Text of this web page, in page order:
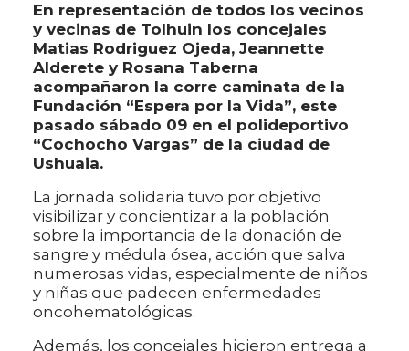
En representación de todos los vecinos
y vecinas de Tolhuin los concejales
Matias Rodriguez Ojeda, Jeannette
Alderete y Rosana Taberna
acompañaron la corre caminata de la
Fundación “Espera por la Vida”, este
pasado sábado 09 en el polideportivo
“Cochocho Vargas” de la ciudad de
Ushuaia.
La jornada solidaria tuvo por objetivo
visibilizar y concientizar a la población
sobre la importancia de la donación de
sangre y médula ósea, acción que salva
numerosas vidas, especialmente de niños
y niñas que padecen enfermedades
oncohematológicas.
Además, los concejales hicieron entrega a